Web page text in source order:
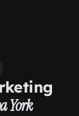
York